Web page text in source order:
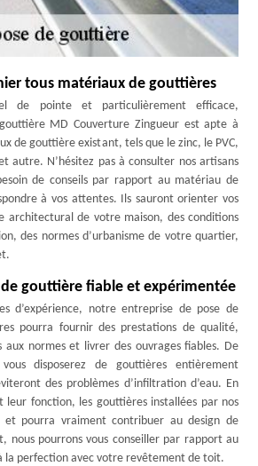
tous matériaux de gouttières
de pointe et particulièrement efficace,
MD Couverture Zingueur est apte à
de gouttière existant, tels que le zinc, le PVC,
autre. N’hésitez pas à consulter nos artisans
de conseils par rapport au matériau de
à vos attentes. Ils sauront orienter vos
architectural de votre maison, des conditions
des normes d’urbanisme de votre quartier,
gouttière fiable et expérimentée
d’expérience, notre entreprise de pose de
pourra fournir des prestations de qualité,
aux normes et livrer des ouvrages fiables. De
disposerez de gouttières entièrement
des problèmes d’infiltration d’eau. En
leur fonction, les gouttières installées par nos
et pourra vraiment contribuer au design de
nous pourrons vous conseiller par rapport au
la perfection avec votre revêtement de toit.